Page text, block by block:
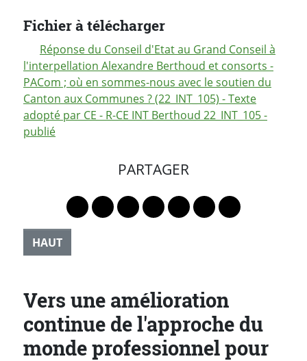
Fichier à télécharger
Réponse du Conseil d'Etat au Grand Conseil à
l'interpellation Alexandre Berthoud et consorts -
PACom ; où en sommes-nous avec le soutien du
Canton aux Communes ? (22_INT_105) - Texte
adopté par CE - R-CE INT Berthoud 22_INT_105 -
publié
PARTAGER
Lien vers le profil Mastodon
Lien vers le profil Bluesky
Lien vers le profil Instagram
Lien vers le profil Linkedin
Lien vers le profil
Lien vers le profil
Partager par
HAUT
Vers une amélioration
continue de l'approche du
monde professionnel pour